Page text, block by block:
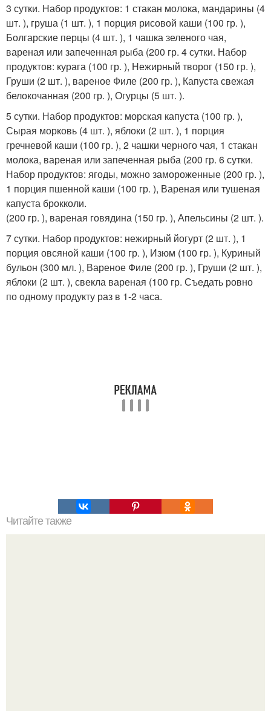
3 сутки. Набор продуктов: 1 стакан молока, мандарины (4
шт. ), груша (1 шт. ), 1 порция рисовой каши (100 гр. ),
Болгарские перцы (4 шт. ), 1 чашка зеленого чая,
вареная или запеченная рыба (200 гр. 4 сутки. Набор
продуктов: курага (100 гр. ), Нежирный творог (150 гр. ),
Груши (2 шт. ), вареное Филе (200 гр. ), Капуста свежая
белокочанная (200 гр. ), Огурцы (5 шт. ).
5 сутки. Набор продуктов: морская капуста (100 гр. ),
Сырая морковь (4 шт. ), яблоки (2 шт. ), 1 порция
гречневой каши (100 гр. ), 2 чашки черного чая, 1 стакан
молока, вареная или запеченная рыба (200 гр. 6 сутки.
Набор продуктов: ягоды, можно замороженные (200 гр. ),
1 порция пшенной каши (100 гр. ), Вареная или тушеная
капуста брокколи.
(200 гр. ), вареная говядина (150 гр. ), Апельсины (2 шт. ).
7 сутки. Набор продуктов: нежирный йогурт (2 шт. ), 1
порция овсяной каши (100 гр. ), Изюм (100 гр. ), Куриный
бульон (300 мл. ), Вареное Филе (200 гр. ), Груши (2 шт. ),
яблоки (2 шт. ), свекла вареная (100 гр. Съедать ровно
по одному продукту раз в 1-2 часа.
Читайте также